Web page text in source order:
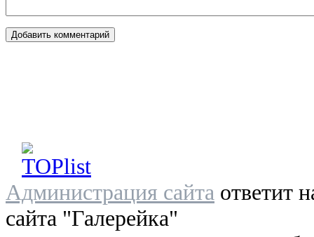
Администрация сайта ответит
сайта "Галерейка"